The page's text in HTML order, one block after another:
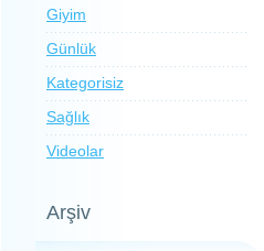
Giyim
Günlük
Kategorisiz
Sağlık
Videolar
Arşiv